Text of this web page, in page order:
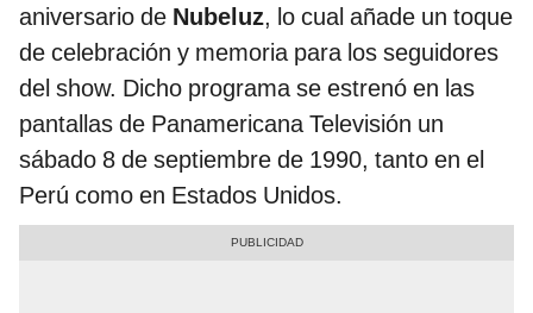
aniversario de Nubeluz, lo cual añade un toque
de celebración y memoria para los seguidores
del show. Dicho programa se estrenó en las
pantallas de Panamericana Televisión un
sábado 8 de septiembre de 1990, tanto en el
Perú como en Estados Unidos.